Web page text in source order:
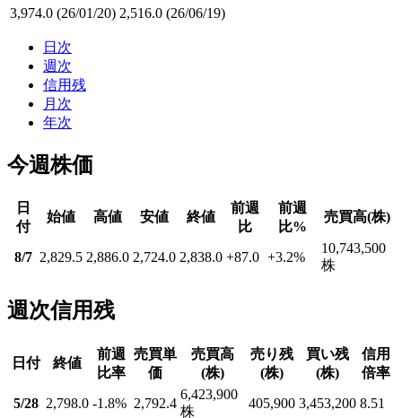
3,974.0 (26/01/20) 2,516.0 (26/06/19)
日次
週次
信用残
月次
年次
今週株価
日
付
始値 高値 安値 終値
前週
比
前週
比%
売買高(株)
8/7 2,829.5 2,886.0 2,724.0 2,838.0 +87.0 +3.2%
10,743,500
株
週次信用残
日付 終値
前週
比率
売買単
価
売買高
(株)
売り残
(株)
買い残
(株)
信用
倍率
5/28 2,798.0 -1.8% 2,792.4
6,423,900
株
405,900 3,453,200 8.51